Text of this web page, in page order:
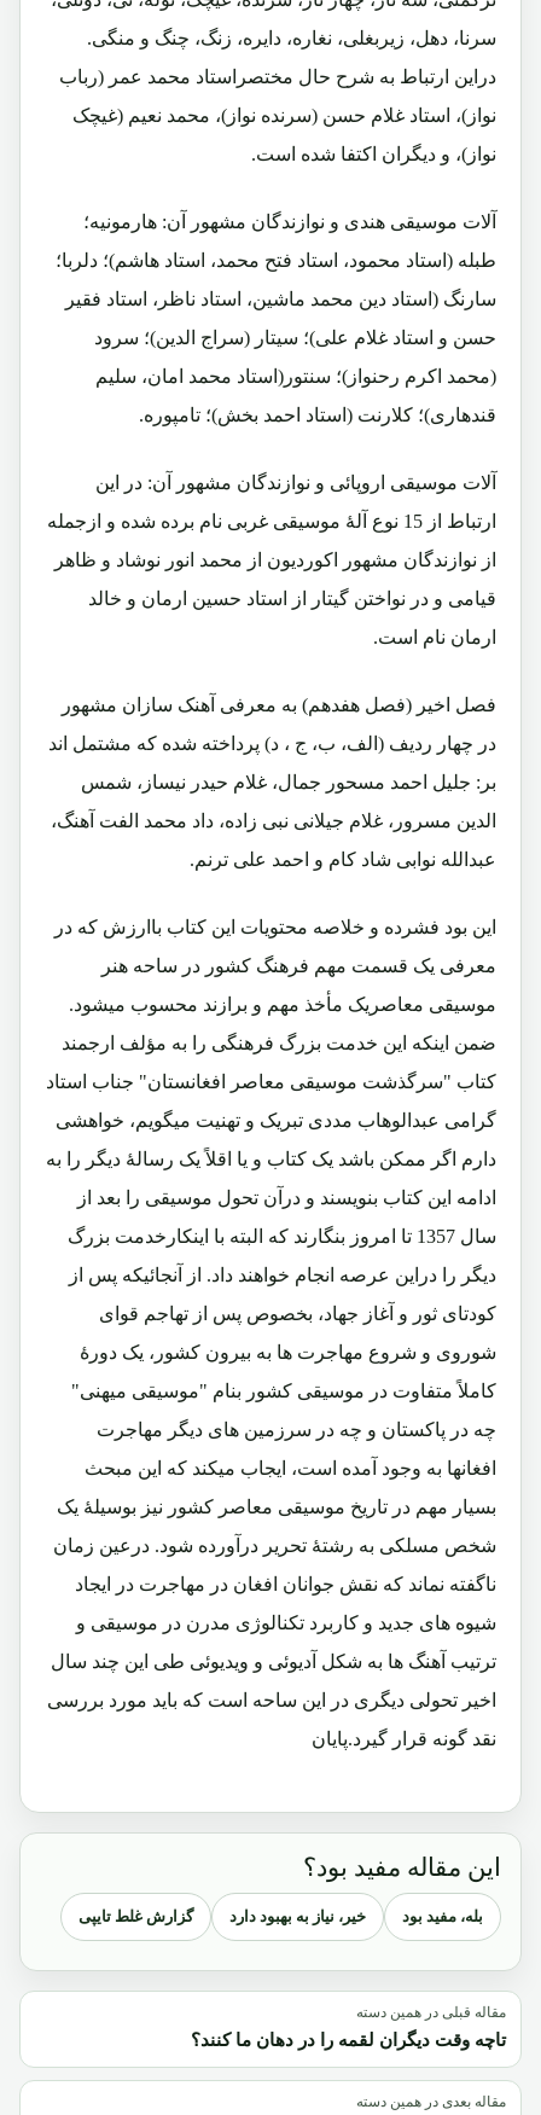
سرنا، دهل، زیربغلی، نغاره، دایره، زنگ، چنگ و منگی.
دراین ارتباط به شرح حال مختصراستاد محمد عمر (رباب
نواز)، استاد غلام حسن (سرنده نواز)، محمد نعیم (غیچک
نواز)، و دیگران اکتفا شده است.
آلات موسیقی هندی و نوازندگان مشهور آن: هارمونیه؛
طبله (استاد محمود، استاد فتح محمد، استاد هاشم)؛ دلربا؛
سارنگ (استاد دین محمد ماشین، استاد ناظر، استاد فقیر
حسن و استاد غلام علی)؛ سیتار (سراج الدین)؛ سرود
(محمد اکرم رحنواز)؛ سنتور(استاد محمد امان، سلیم
قندهاری)؛ کلارنت (استاد احمد بخش)؛ تامپوره.
آلات موسیقی اروپائی و نوازندگان مشهور آن: در این
ارتباط از 15 نوع آلۀ موسیقی غربی نام برده شده و ازجمله
از نوازندگان مشهور اکوردیون از محمد انور نوشاد و ظاهر
قیامی و در نواختن گیتار از استاد حسین ارمان و خالد
ارمان نام است.
فصل اخیر (فصل هفدهم) به معرفی آهنک سازان مشهور
در چهار ردیف (الف، ب، ج ، د) پرداخته شده که مشتمل اند
بر: جلیل احمد مسحور جمال، غلام حیدر نیساز، شمس
الدین مسرور، غلام جیلانی نبی زاده، داد محمد الفت آهنگ،
عبدالله نوابی شاد کام و احمد علی ترنم.
این بود فشرده و خلاصه محتویات این کتاب باارزش که در
معرفی یک قسمت مهم فرهنگ کشور در ساحه هنر
موسیقی معاصریک مأخذ مهم و برازند محسوب میشود.
ضمن اینکه این خدمت بزرگ فرهنگی را به مؤلف ارجمند
کتاب "سرگذشت موسیقی معاصر افغانستان" جناب استاد
گرامی عبدالوهاب مددی تبریک و تهنیت میگویم، خواهشی
دارم اگر ممکن باشد یک کتاب و یا اقلاً یک رسالۀ دیگر را به
ادامه این کتاب بنویسند و درآن تحول موسیقی را بعد از
سال 1357 تا امروز بنگارند که البته با اینکارخدمت بزرگ
دیگر را دراین عرصه انجام خواهند داد. از آنجائیکه پس از
کودتای ثور و آغاز جهاد، بخصوص پس از تهاجم قوای
شوروی و شروع مهاجرت ها به بیرون کشور، یک دورۀ
کاملاً متفاوت در موسیقی کشور بنام "موسیقی میهنی"
چه در پاکستان و چه در سرزمین های دیگر مهاجرت
افغانها به وجود آمده است، ایجاب میکند که این مبحث
بسیار مهم در تاریخ موسیقی معاصر کشور نیز بوسیلۀ یک
شخص مسلکی به رشتۀ تحریر درآورده شود. درعین زمان
ناگفته نماند که نقش جوانان افغان در مهاجرت در ایجاد
شیوه های جدید و کاربرد تکنالوژی مدرن در موسیقی و
ترتیب آهنگ ها به شکل آدیوئی و ویدیوئی طی این چند سال
اخیر تحولی دیگری در این ساحه است که باید مورد بررسی
نقد گونه قرار گیرد.پایان
این مقاله مفید بود؟
بله، مفید بود خیر، نیاز به بهبود دارد گزارش غلط تایپی
مقاله قبلی در همین دسته
تاچه وقت دیگران لقمه را در دهان ما کنند؟
مقاله بعدی در همین دسته